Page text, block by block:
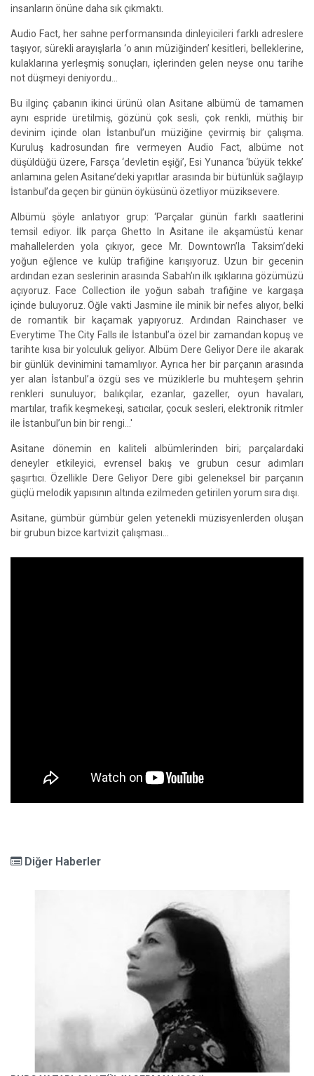
insanların önüne daha sık çıkmaktı.
Audio Fact, her sahne performansında dinleyicileri farklı adreslere
taşıyor, sürekli arayışlarla ‘o anın müziğinden’ kesitleri, belleklerine,
kulaklarına yerleşmiş sonuçları, içlerinden gelen neyse onu tarihe
not düşmeyi deniyordu…
Bu ilginç çabanın ikinci ürünü olan Asitane albümü de tamamen
aynı espride üretilmiş, gözünü çok sesli, çok renkli, müthiş bir
devinim içinde olan İstanbul’un müziğine çevirmiş bir çalışma.
Kuruluş kadrosundan fire vermeyen Audio Fact, albüme not
düşüldüğü üzere, Farsça ‘devletin eşiği’, Esi Yunanca ‘büyük tekke’
anlamına gelen Asitane’deki yapıtlar arasında bir bütünlük sağlayıp
İstanbul’da geçen bir günün öyküsünü özetliyor müziksevere.
Albümü şöyle anlatıyor grup: ‘Parçalar günün farklı saatlerini
temsil ediyor. İlk parça Ghetto In Asitane ile akşamüstü kenar
mahallelerden yola çıkıyor, gece Mr. Downtown’la Taksim’deki
yoğun eğlence ve kulüp trafiğine karışıyoruz. Uzun bir gecenin
ardından ezan seslerinin arasında Sabah’ın ilk ışıklarına gözümüzü
açıyoruz. Face Collection ile yoğun sabah trafiğine ve kargaşa
içinde buluyoruz. Öğle vakti Jasmine ile minik bir nefes alıyor, belki
de romantik bir kaçamak yapıyoruz. Ardından Rainchaser ve
Everytime The City Falls ile İstanbul’a özel bir zamandan kopuş ve
tarihte kısa bir yolculuk geliyor. Albüm Dere Geliyor Dere ile akarak
bir günlük devinimini tamamlıyor. Ayrıca her bir parçanın arasında
yer alan İstanbul’a özgü ses ve müziklerle bu muhteşem şehrin
renkleri sunuluyor; balıkçılar, ezanlar, gazeller, oyun havaları,
martılar, trafik keşmekeşi, satıcılar, çocuk sesleri, elektronik ritmler
ile İstanbul’un bin bir rengi…'
Asitane dönemin en kaliteli albümlerinden biri; parçalardaki
deneyler etkileyici, evrensel bakış ve grubun cesur adımları
şaşırtıcı. Özellikle Dere Geliyor Dere gibi geleneksel bir parçanın
güçlü melodik yapısının altında ezilmeden getirilen yorum sıra dışı.
Asitane, gümbür gümbür gelen yetenekli müzisyenlerden oluşan
bir grubun bizce kartvizit çalışması…
Diğer Haberler